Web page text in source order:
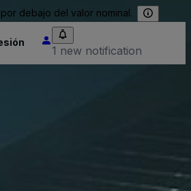
debajo del valor nominal.
1 new notification